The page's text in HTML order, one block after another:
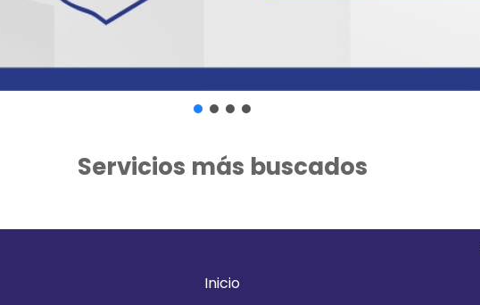
Servicios más buscados
Inicio